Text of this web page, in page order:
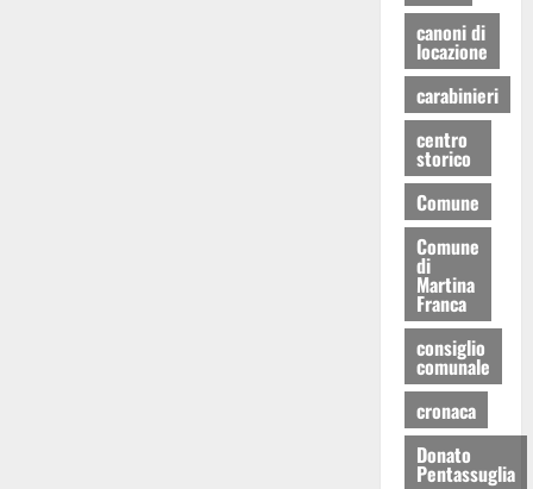
canoni di
locazione
carabinieri
centro
storico
Comune
Comune
di
Martina
Franca
consiglio
comunale
cronaca
Donato
Pentassuglia